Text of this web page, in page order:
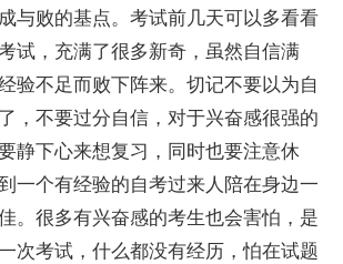
与败的基点。考试前几天可以多看看
试，充满了很多新奇，虽然自信满
验不足而败下阵来。切记不要以为自
，不要过分自信，对于兴奋感很强的
静下心来想复习，同时也要注意休
一个有经验的自考过来人陪在身边一
。很多有兴奋感的考生也会害怕，是
次考试，什么都没有经历，怕在试题